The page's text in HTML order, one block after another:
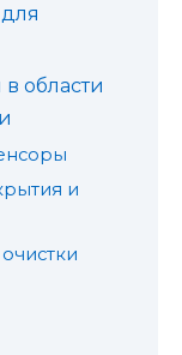
области
и